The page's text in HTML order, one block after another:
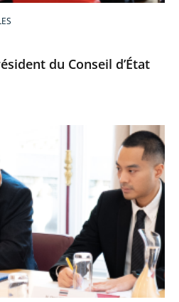
du Conseil d’État